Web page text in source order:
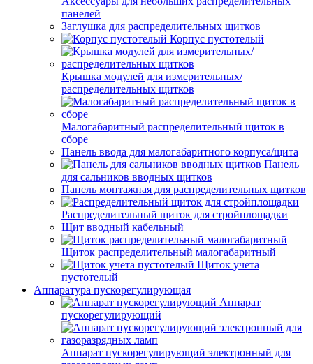
панелей
Заглушка для распределительных щитков
Корпус пустотелый
Крышка модулей для измерительных/
распределительных щитков
Малогабаритный распределительный щиток в
сборе
Панель ввода для малогабаритного корпуса/щита
Панель
для сальников вводных щитков
Панель монтажная для распределительных щитков
Распределительный щиток для стройплощадки
Щит вводный кабельный
Щиток распределительный малогабаритный
Щиток учета
пустотелый
Аппаратура пускорегулирующая
Аппарат
пускорегулирующий
Аппарат пускорегулирующий электронный для